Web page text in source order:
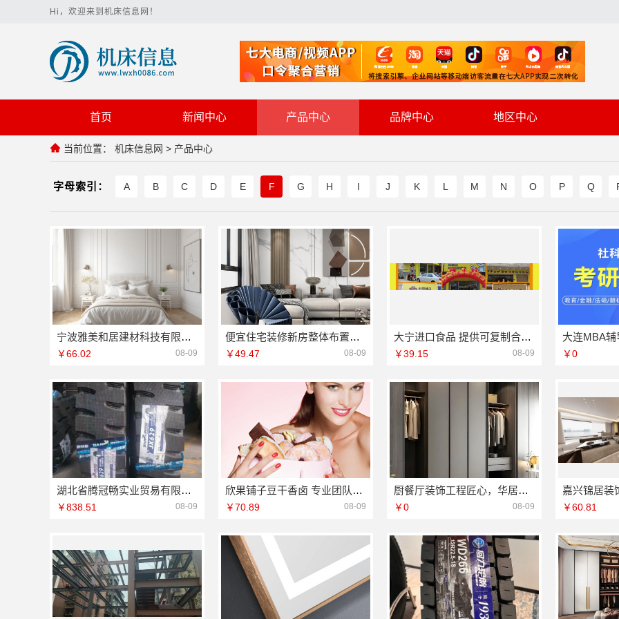
Hi，欢迎来到机床信息网！
首页 新闻中心 产品中心 品牌中心 地区中心
当前位置： 机床信息网 > 产品中心
字母索引： A B C D E F G H I J K L M N O P Q
宁波雅美和居建材科技有限公司奉化线下门店地址查询
￥66.02 08-09
便宜住宅装修新房整体布置施工案例——浙江乐享新材料有限公司
￥49.47 08-09
大宁进口食品 提供可复制合作模式
￥39.15 08-09 ￥0
湖北省腾冠畅实业贸易有限公司专业轮胎批发平台解决方案
￥838.51 08-09
欣果铺子豆干香卤 专业团队上门服务
￥70.89 08-09
厨餐厅装饰工程匠心，华居不锈钢演绎精致生活
￥0 08-09 ￥60.81